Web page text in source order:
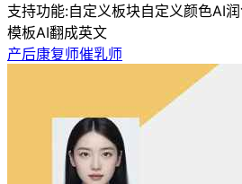
支持功能:自定义板块自定义颜色AI
模板AI翻成英文
产后康复师催乳师